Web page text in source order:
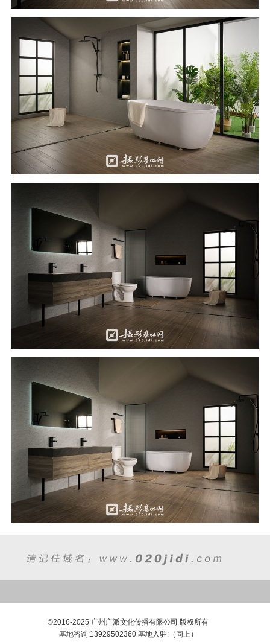
©2016-2025 广州广派文化传播有限公司 版权所有
基地咨询:13929502360 基地入驻:（同上）